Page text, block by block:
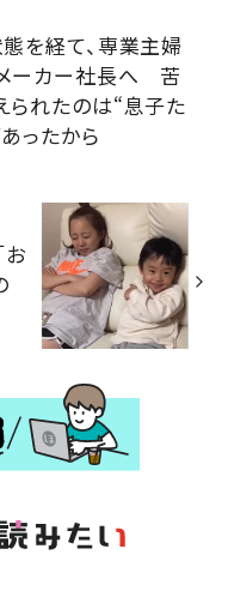
を経て、専業主婦
ーカー社長へ 苦
られたのは“息子た
ったから
お